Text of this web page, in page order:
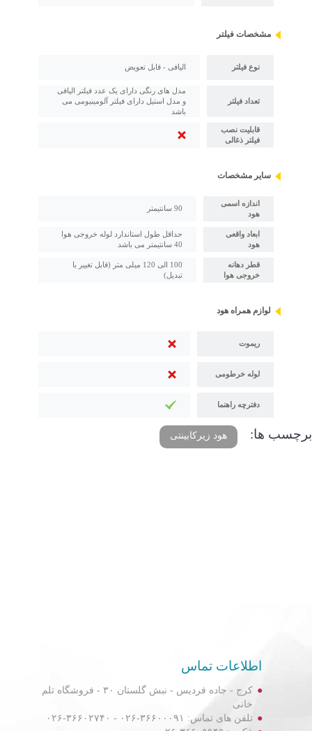
مشخصات فیلتر
نوع فیلتر الیافی - قابل تعویض
تعداد فیلتر
مدل های رنگی دارای یک عدد فیلتر الیافی
و مدل استیل دارای فیلتر آلومینیومی می
باشد
قابلیت نصب
فیلتر ذغالی
سایر مشخصات
اندازه اسمی
هود
90 سانتیمتر
ابعاد واقعی
هود
حداقل طول استاندارد لوله خروجی هوا
40 سانتیمتر می باشد
قطر دهانه
خروجی هوا
100 الی 120 میلی متر (قابل تغییر با
تبدیل)
لوازم همراه هود
ریموت
لوله خرطومی
دفترچه راهنما
برچسب ها: هود زیرکابینتی
اطلاعات تماس
کرج - جاده فردیس - نبش گلستان ۳۰ - فروشگاه تلم
خانی
تلفن های تماس: ۳۶۶۰۰۰۹۱-۰۲۶ - ۳۶۶۰۲۷۴۰-۰۲۶